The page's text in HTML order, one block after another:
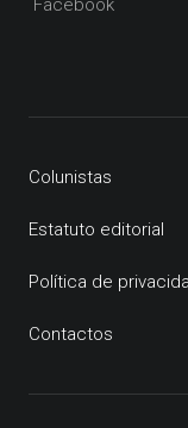
Colunistas
Estatuto editorial
Política de
Contactos